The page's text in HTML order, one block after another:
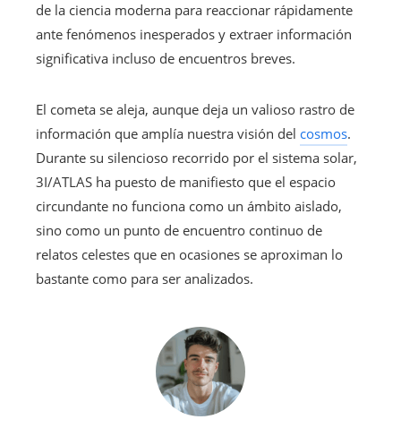
de la ciencia moderna para reaccionar rápidamente
ante fenómenos inesperados y extraer información
significativa incluso de encuentros breves.
El cometa se aleja, aunque deja un valioso rastro de
información que amplía nuestra visión del cosmos.
Durante su silencioso recorrido por el sistema solar,
3I/ATLAS ha puesto de manifiesto que el espacio
circundante no funciona como un ámbito aislado,
sino como un punto de encuentro continuo de
relatos celestes que en ocasiones se aproximan lo
bastante como para ser analizados.